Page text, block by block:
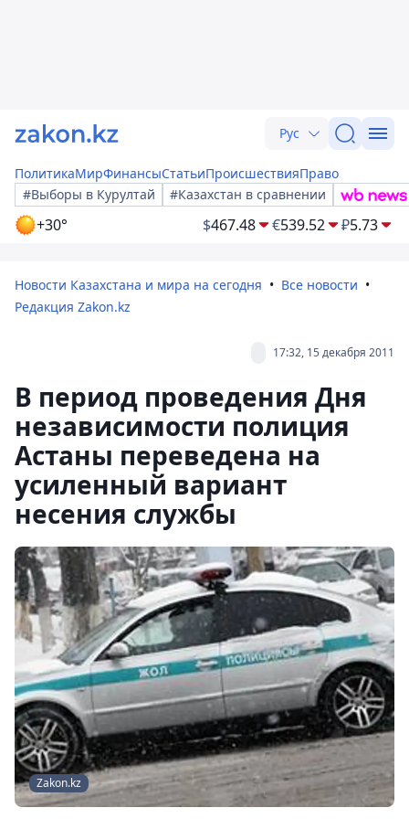
Рус
ПолитикаМирФинансыСтатьиПроисшествияПраво
#Выборы в Курултай
#Казахстан в сравнении
+30° $467.48 €539.52 ₽5.73
Новости Казахстана и мира на сегодня
Все новости
Редакция Zakon.kz
17:32, 15 декабря 2011
В период проведения Дня
независимости полиция
Астаны переведена на
усиленный вариант
несения службы
Zakon.kz